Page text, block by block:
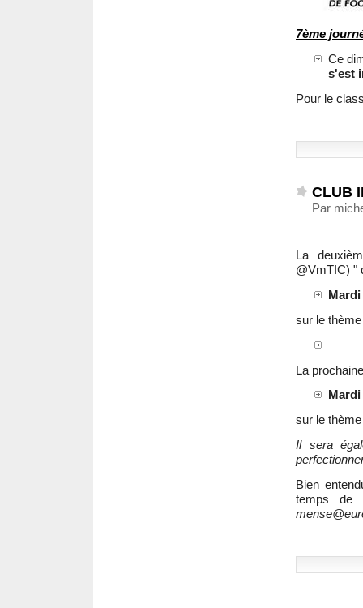
7ème
Ce
s'est
Pour le
CLUB
Par
La
@VmTIC) "
Mardi
sur le
La
Mardi
sur le
Il sera
Bien
temps de